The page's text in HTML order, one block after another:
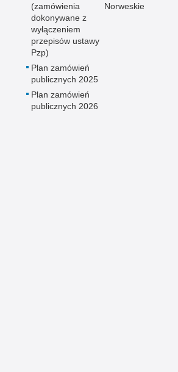
(zamówienia
dokonywane z
wyłączeniem
przepisów ustawy
Pzp)
Plan zamówień
publicznych 2025
Plan zamówień
publicznych 2026
Norweskie